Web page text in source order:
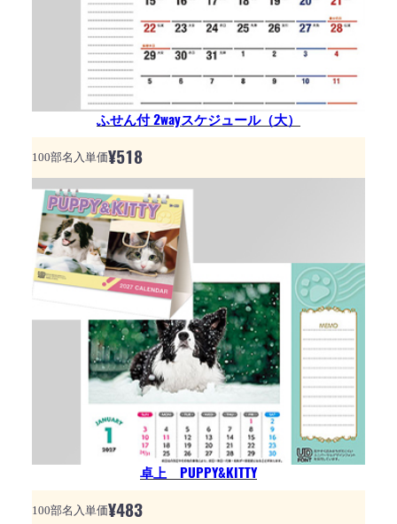
ふせん付 2wayスケジュール（大）
100部名入単価¥518
卓上 PUPPY&KITTY
100部名入単価¥483